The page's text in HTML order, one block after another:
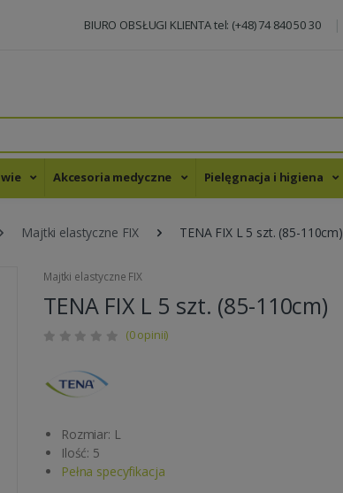
BIURO OBSŁUGI KLIENTA tel: (+48) 74 840 50 30
Akcesoria medyczne Pielęgnacja i higiena
Majtki elastyczne FIX TENA FIX L 5 szt. (85-110cm)
Majtki elastyczne FIX
TENA FIX L 5 szt. (85-110cm)
(0 opinii)
Rozmiar: L
Ilość: 5
Pełna specyfikacja